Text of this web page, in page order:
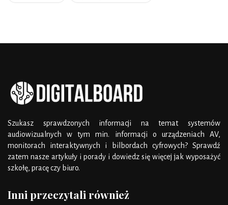
Szukasz sprawdzonych informacji na temat systemów
audiowizualnych w tym min. informacji o urządzeniach AV,
monitorach interaktywnych i bilbordach cyfrowych? Sprawdź
zatem nasze artykuły i porady i dowiedz się więcej jak wyposażyć
szkołę, pracę czy biuro.
Inni przeczytali również